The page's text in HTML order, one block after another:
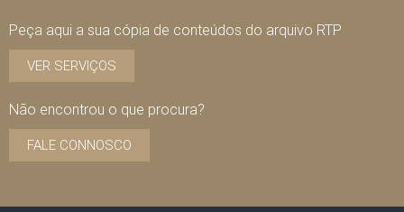
Peça aqui a sua cópia de conteúdos do arquivo RTP
VER SERVIÇOS
Não encontrou o que procura?
FALE CONNOSCO